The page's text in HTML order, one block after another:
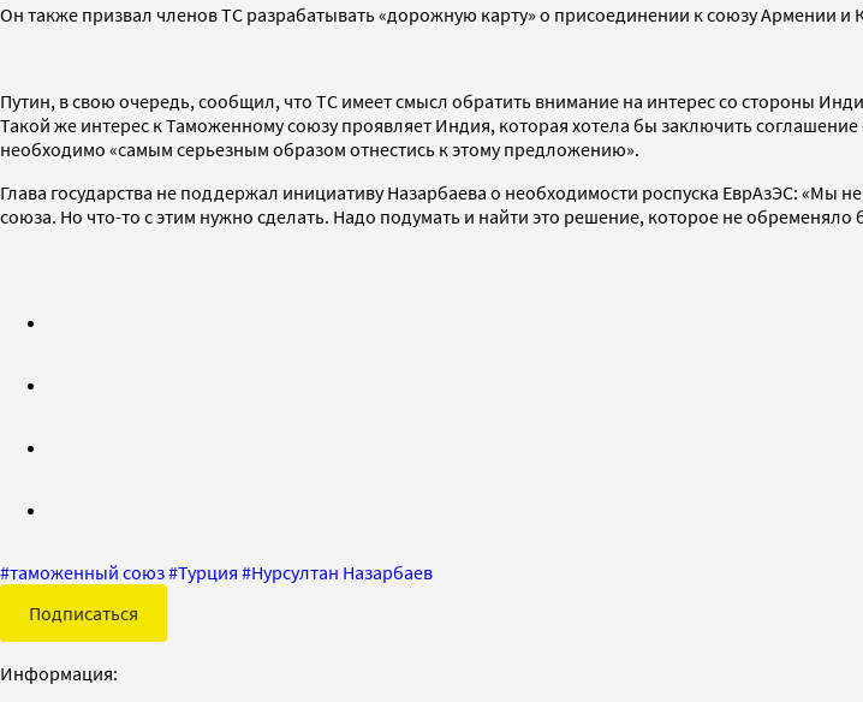
Он также призвал членов ТС разрабатывать «дорожную карту» о присоединении к союзу Армении
Путин, в свою очередь, сообщил, что ТС имеет смысл обратить внимание на интерес со стороны
Такой же интерес к Таможенному союзу проявляет Индия, которая хотела бы заключить
необходимо «самым серьезным образом отнестись к этому предложению».
Глава государства не поддержал инициативу Назарбаева о необходимости роспуска ЕврАзЭС:
союза. Но что-то с этим нужно сделать. Надо подумать и найти это решение, которое не
#таможенный союз#Турция #Нурсултан Назарбаев
Подписаться
Информация: